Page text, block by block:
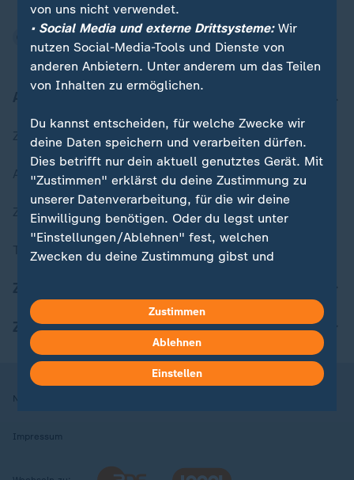
Zuletzt veröffentlicht
Aktuelle Sendungs-Videos
ZDFheute Stories
Themen im Überblick
ZDFheute Apps
Nutzungsbedingungen
Impressum
von uns nicht verwendet.
• Social Media und externe Drittsysteme:Wir
nutzen Social-Media-Tools und Dienste von
anderen Anbietern. Unter anderem um das Teilen
von Inhalten zu ermöglichen.
Du kannst entscheiden, für welche Zwecke wir
deine Daten speichern und verarbeiten dürfen.
Dies betrifft nur dein aktuell genutztes Gerät. Mit
"Zustimmen" erklärst du deine Zustimmung zu
unserer Datenverarbeitung, für die wir deine
Einwilligung benötigen. Oder du legst unter
"Einstellungen/Ablehnen" fest, welchen
Zwecken du deine Zustimmung gibst und
in deinen Einstellungen widerrufen oder ändern.
Hier findest du das Impressum.
Weitere Informationen findest du in unserer
Datenschutzerklärung.
Zustimmen
Ablehnen
Einstellen